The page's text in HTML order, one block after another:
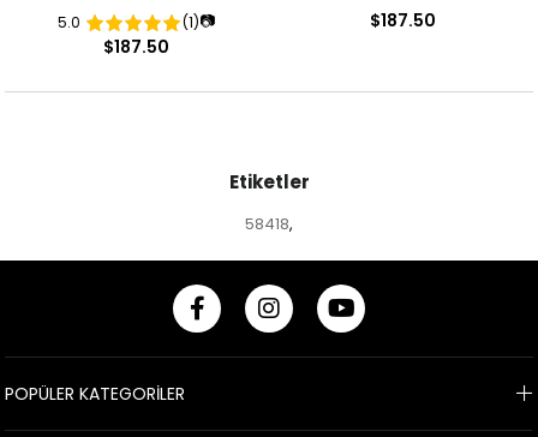
Desenli Abiye Elbise
5.0 (1)📷
$187.50
$187.50
Etiketler
58418,
POPÜLER KATEGORİLER